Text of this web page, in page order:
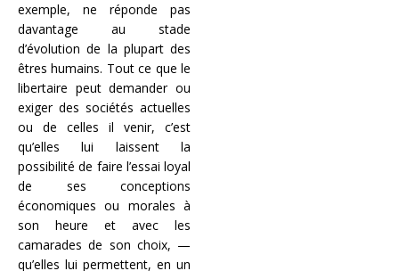
exemple, ne réponde pas
davantage au stade
d’évolution de la plupart des
êtres humains. Tout ce que le
libertaire peut demander ou
exiger des sociétés actuelles
ou de celles il venir, c’est
qu’elles lui laissent la
possibilité de faire l’essai loyal
de ses conceptions
économiques ou morales à
son heure et avec les
camarades de son choix, —
qu’elles lui permettent, en un